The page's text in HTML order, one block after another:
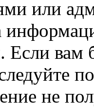
или
Если
не